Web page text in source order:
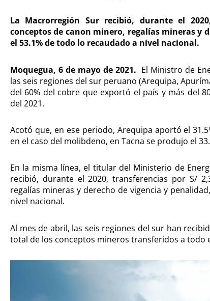
La Macrorregión Sur recibió, durante el
conceptos de canon minero, regalías mineras y
el 53.1% de todo lo recaudado a nivel nacional.
Moquegua, 6 de mayo de 2021. El Ministro de
las seis regiones del sur peruano (Arequipa,
del 60% del cobre que exportó el país y más del
del 2021.
Acotó que, en ese periodo, Arequipa aportó el
en el caso del molibdeno, en Tacna se produjo el
En la misma línea, el titular del Ministerio de
recibió, durante el 2020, transferencias por S/
regalías mineras y derecho de vigencia y
nivel nacional.
Al mes de abril, las seis regiones del sur han
total de los conceptos mineros transferidos a todo